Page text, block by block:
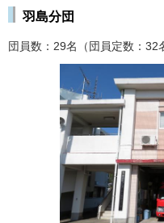
羽島分団
団員数：29名（団員定数：32